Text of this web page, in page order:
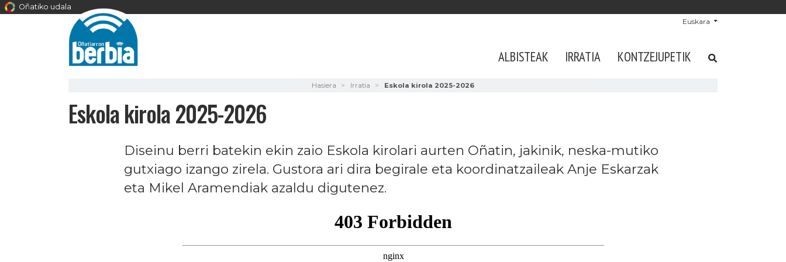
Oñatiko udala
Euskara
ALBISTEAK IRRATIA KONTZEJUPETIK
Hasiera Irratia Eskola kirola 2025-2026
Eskola kirola 2025-2026
Diseinu berri batekin ekin zaio Eskola kirolari aurten Oñatin, jakinik, neska-mutiko
gutxiago izango zirela. Gustora ari dira begirale eta koordinatzaileak Anje Eskarzak
eta Mikel Aramendiak azaldu digutenez.